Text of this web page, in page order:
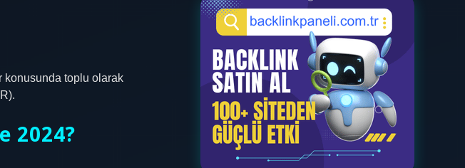
konusunda toplu olarak
2024?